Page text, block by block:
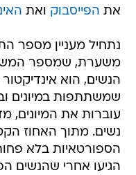
את הפייסבוק ואת
נתחיל מעניין מספר
משערת, שמספר
הנשים, הוא
שמשתתפות במיונים
עוברות את המיונים,
נשים. מתוך האחוז
הספורטאיות בלא
הגיעו אחרי שהנשים